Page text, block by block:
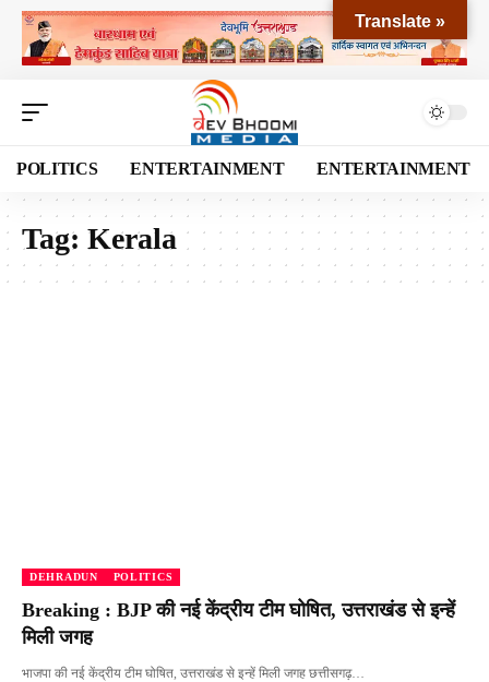
POLITICS ENTERTAINMENT ENTERTAINMENT
Tag: Kerala
DEHRADUN POLITICS
Breaking : BJP की नई केंद्रीय टीम घोषित, उत्तराखंड से इन्हें
मिली जगह
भाजपा की नई केंद्रीय टीम घोषित, उत्तराखंड से इन्हें मिली जगह छत्तीसगढ़…
Translate »